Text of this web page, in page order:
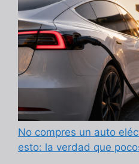
No compres un auto
esto: la verdad que